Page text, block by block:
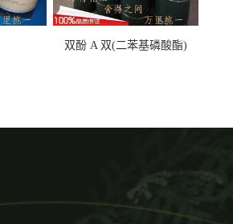
双酚 A 双(二苯基磷酸酯)